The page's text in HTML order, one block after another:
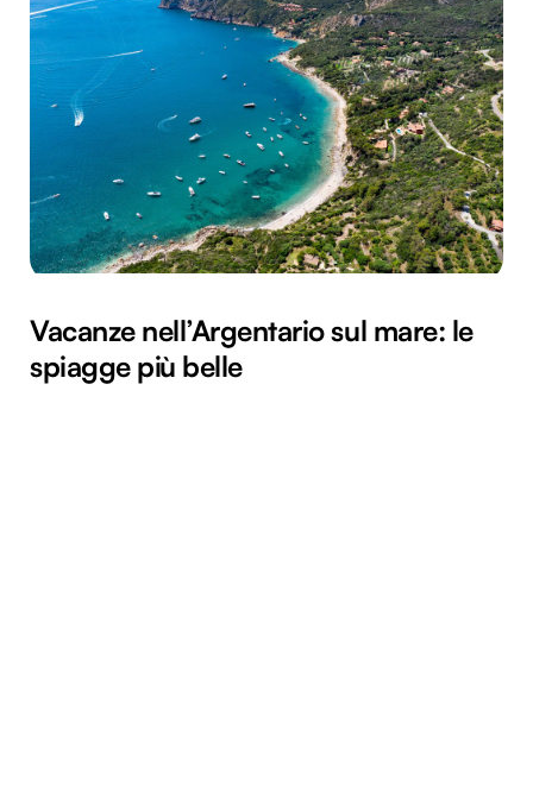
Vacanze nell’Argentario sul mare: le
spiagge più belle